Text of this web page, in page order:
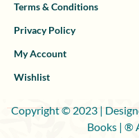
Terms & Conditions
Privacy Policy
My Account
Wishlist
Copyright © 2023 |
Books | ®